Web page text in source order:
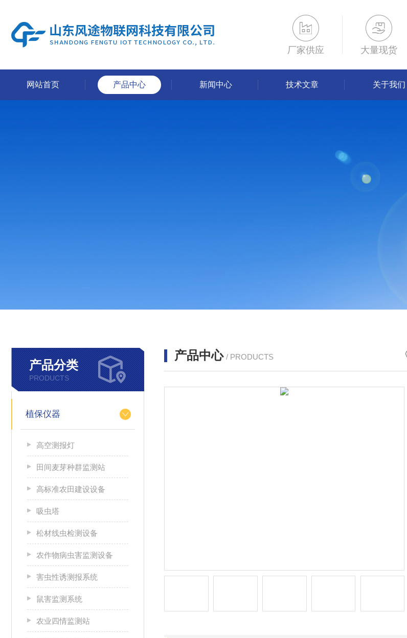
厂家供应 大量现货
网站首页 产品中心 新闻中心 技术文章 关于我们
产品分类
PRODUCTS
植保仪器
高空测报灯
田间麦芽种群监测站
高标准农田建设设备
吸虫塔
松材线虫检测设备
农作物病虫害监测设备
害虫性诱测报系统
鼠害监测系统
农业四情监测站
产品中心 / PRODUCTS